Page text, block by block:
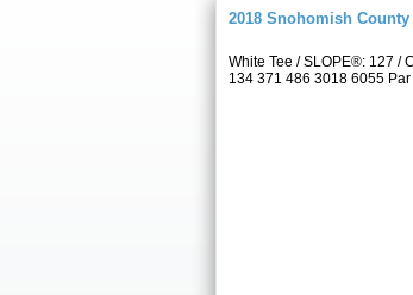
2018 Snohomish
White Tee / SLOPE®: 127 /
134 371 486 3018 6055